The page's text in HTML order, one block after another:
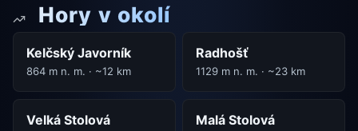
Hory v okolí
Kelčský Javorník
864 m n. m. · ~12 km
Radhošť
1129 m n. m. · ~23 km
Velká Stolová Malá Stolová